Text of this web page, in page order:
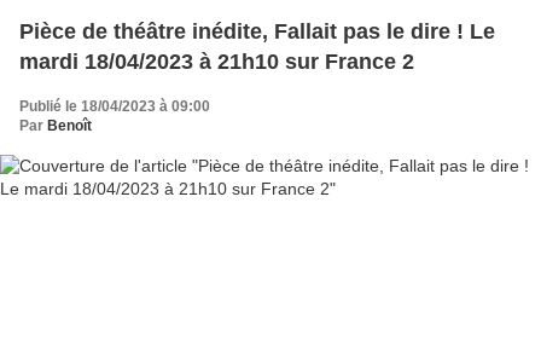
Pièce de théâtre inédite, Fallait pas le dire ! Le
mardi 18/04/2023 à 21h10 sur France 2
Publié le 18/04/2023 à 09:00
Par Benoît